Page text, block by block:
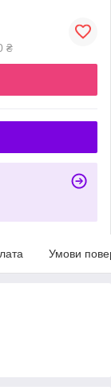
₴
Умови